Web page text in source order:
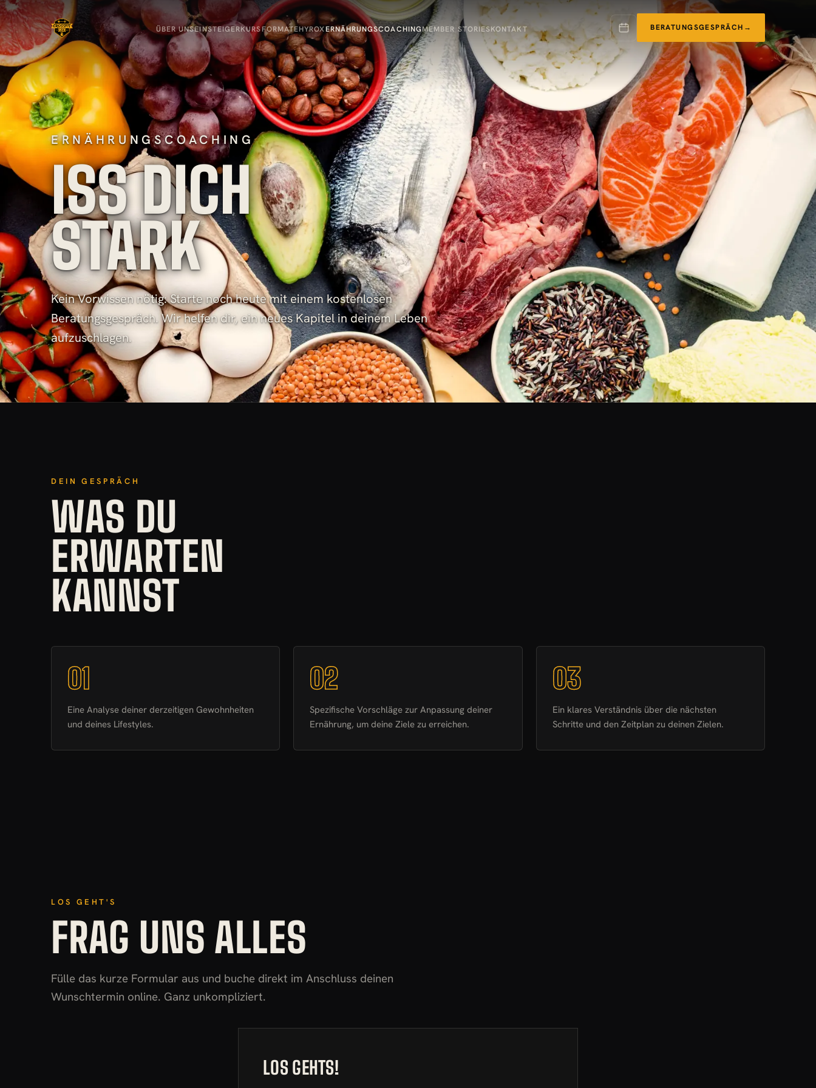
ÜBER UNSEINSTEIGERKURSFORMATEHYROXERNÄHRUNGSCOACHINGMEMBER STORIESKONTAKT BERATUNGSGESPRÄCH →
ERNÄHRUNGSCOACHING
ISS DICH
STARK
Kein Vorwissen nötig: Starte noch heute mit einem kostenlosen
Beratungsgespräch. Wir helfen dir, ein neues Kapitel in deinem Leben
aufzuschlagen.
DEIN GESPRÄCH
WAS DU
ERWARTEN
KANNST
01
Eine Analyse deiner derzeitigen Gewohnheiten
und deines Lifestyles.
02
Spezifische Vorschläge zur Anpassung deiner
Ernährung, um deine Ziele zu erreichen.
03
Ein klares Verständnis über die nächsten
Schritte und den Zeitplan zu deinen Zielen.
LOS GEHT'S
FRAG UNS ALLES
Fülle das kurze Formular aus und buche direkt im Anschluss deinen
Wunschtermin online. Ganz unkompliziert.
LOS GEHTS!